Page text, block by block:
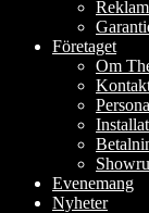
Företaget
Om
Evenemang
Nyheter